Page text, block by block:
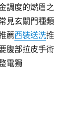
調度的燃眉之
見玄關門種類
薦西裝送洗推
腹部拉皮手術
電獨